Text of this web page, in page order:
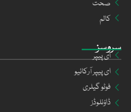
سروسز
ای پیپر
ای پیپر آرکائیو
فوٹو گیلری
ڈاؤنلوڈز
صحت
کالم